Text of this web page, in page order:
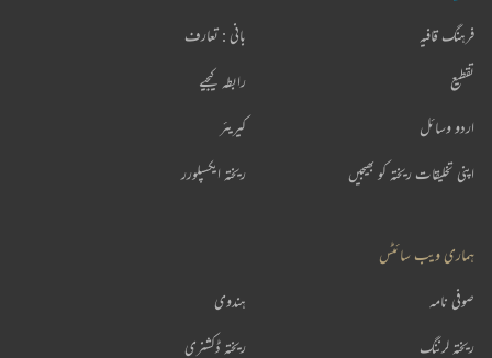
فرہنگ قافیہ
تقطیع
اردو وسائل
اپنی تخلیقات ریختہ کو بھیجیں
بانی : تعارف
رابطہ کیجیے
کیریئر
ریختہ ایکسپلورر
ہماری ویب سائٹس
ہندوی صوفی نامہ
ریختہ ڈکشنری ریختہ لرننگ